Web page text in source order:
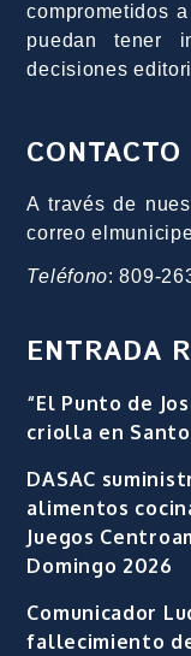
comprometidos
puedan tener
decisiones
CONTACTO
A través de
correo
Teléfono: 809-
ENTRADA
“El Punto de
criolla en
DASAC
alimentos
Juegos
Domingo 2026
Comunicador
fallecimiento